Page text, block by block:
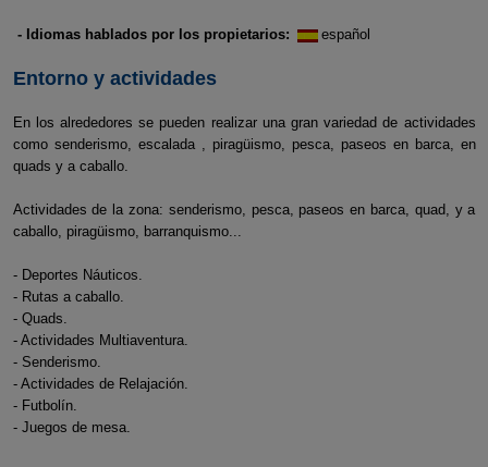
- Idiomas hablados por los propietarios: español
Entorno y actividades
En los alrededores se pueden realizar una gran variedad de actividades
como senderismo, escalada , piragüismo, pesca, paseos en barca, en
quads y a caballo.
Actividades de la zona: senderismo, pesca, paseos en barca, quad, y a
caballo, piragüismo, barranquismo...
- Deportes Náuticos.
- Rutas a caballo.
- Quads.
- Actividades Multiaventura.
- Senderismo.
- Actividades de Relajación.
- Futbolín.
- Juegos de mesa.